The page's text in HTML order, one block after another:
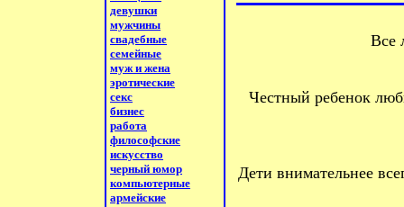
девушки
мужчины
свадебные
семейные
муж и жена
эротические
секс
бизнес
работа
философские
искусство
черный юмор
компьютерные
армейские
Все
Честный ребенок
Дети внимательнее